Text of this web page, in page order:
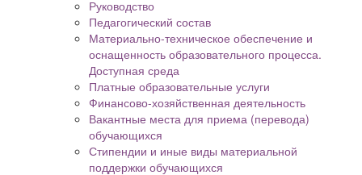
Руководство
Педагогический состав
Материально-техническое обеспечение и
оснащенность образовательного процесса.
Доступная среда
Платные образовательные услуги
Финансово-хозяйственная деятельность
Вакантные места для приема (перевода)
обучающихся
Стипендии и иные виды материальной
поддержки обучающихся